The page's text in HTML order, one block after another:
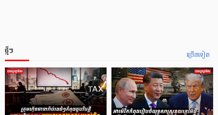
ច្រើនទៀត
ថ្មីៗ